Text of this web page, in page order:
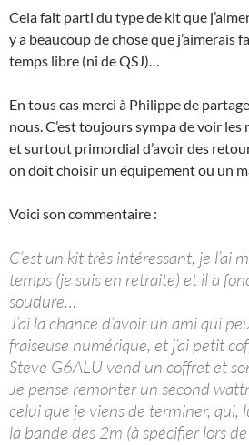
Cela fait parti du type de kit que
y a beaucoup de chose que j’aimerais
temps libre (ni de QSJ)…
En tous cas merci à Philippe de
nous. C’est toujours sympa de voir
et surtout primordial d’avoir des
on doit choisir un équipement ou un
Voici son commentaire :
C’est un kit très intéressant, je l’ai
temps (je suis en retraite) et il a
soudure…
J’ai la chance d’avoir un ami qui
fraiseuse numérique, et j’ai petit
Steve G6ALU vend un coffret et
Je pense remonter un second
celui que je viens de terminer, qui,
la bande des 2m (à spécifier lors